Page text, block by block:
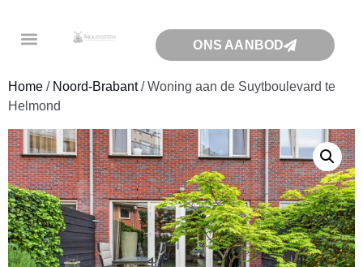
ONS AANBOD
Home / Noord-Brabant/ Woning aan de Suytboulevard te
Helmond